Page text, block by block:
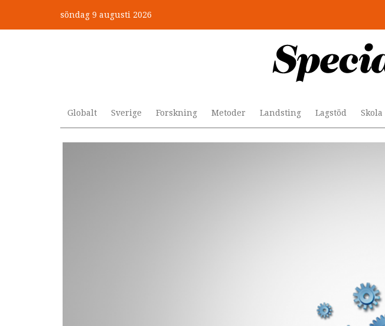
huvudinnehåll
söndag 9 augusti 2026
Globalt Sverige Forskning Metoder Landsting Lagstöd Skola
”Jobbet gick bra – just därför togs stödet bort”